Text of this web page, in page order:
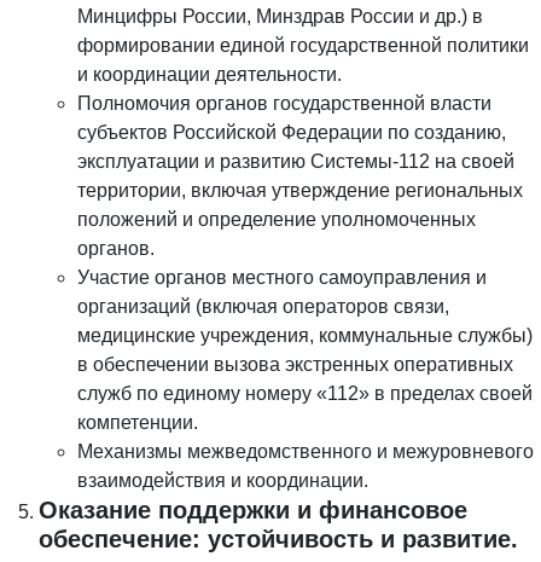
Минцифры России, Минздрав России и др.) в
формировании единой государственной политики
и координации деятельности.
Полномочия органов государственной власти
субъектов Российской Федерации по созданию,
эксплуатации и развитию Системы-112 на своей
территории, включая утверждение региональных
положений и определение уполномоченных
органов.
Участие органов местного самоуправления и
организаций (включая операторов связи,
медицинские учреждения, коммунальные службы)
в обеспечении вызова экстренных оперативных
служб по единому номеру «112» в пределах своей
компетенции.
Механизмы межведомственного и межуровневого
взаимодействия и координации.
Оказание поддержки и финансовое
обеспечение: устойчивость и развитие.